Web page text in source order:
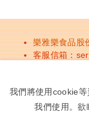
我們將使用cookie
我們使用。欲
樂雅樂食品股
客服信箱：
Copyright © 2019